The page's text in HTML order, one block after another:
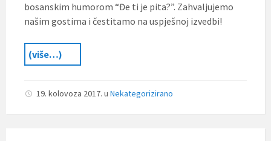
bosanskim humorom “Đe ti je pita?”. Zahvaljujemo
našim gostima i čestitamo na uspješnoj izvedbi!
(više…)
19. kolovoza 2017. u Nekategorizirano